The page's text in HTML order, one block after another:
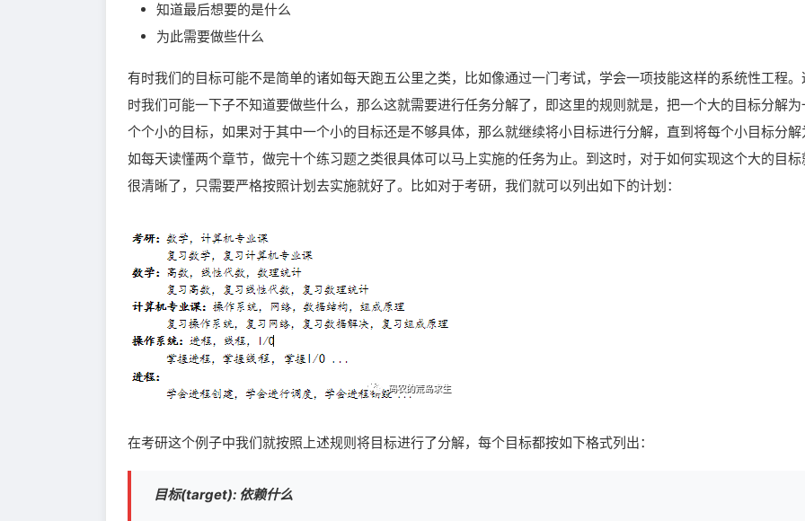
知道最后想要的是什么
为此需要做些什么
有时我们的目标可能不是简单的诸如每天跑五公里之类，比如像通过一门考试，学会一项技能这样的系统性工程。
时我们可能一下子不知道要做些什么，那么这就需要进行任务分解了，即这里的规则就是，把一个大的目标分解为
个个小的目标，如果对于其中一个小的目标还是不够具体，那么就继续将小目标进行分解，直到将每个小目标分解
如每天读懂两个章节，做完十个练习题之类很具体可以马上实施的任务为止。到这时，对于如何实现这个大的目标
很清晰了，只需要严格按照计划去实施就好了。比如对于考研，我们就可以列出如下的计划：
在考研这个例子中我们就按照上述规则将目标进行了分解，每个目标都按如下格式列出：
目标(target): 依赖什么